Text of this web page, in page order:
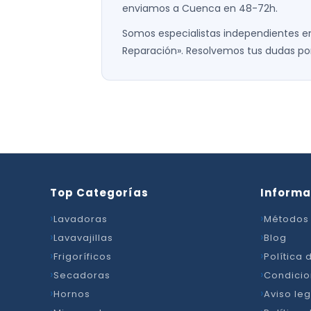
enviamos a Cuenca en 48-72h.
Somos especialistas independientes
Reparación». Resolvemos tus dudas
Top Categorías
Lavadoras
Lavavajillas
Frigoríficos
Secadoras
Hornos
Blog
Política
Aviso